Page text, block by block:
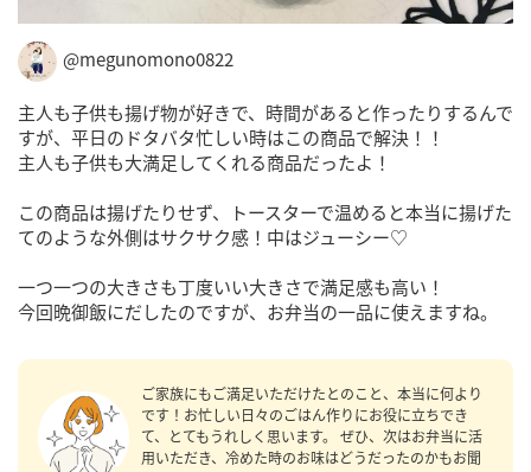
@megunomono0822
主人も子供も揚げ物が好きで、時間があると作ったりするんで
すが、平日のドタバタ忙しい時はこの商品で解決！！
主人も子供も大満足してくれる商品だったよ！
この商品は揚げたりせず、トースターで温めると本当に揚げた
てのような外側はサクサク感！中はジューシー♡
一つ一つの大きさも丁度いい大きさで満足感も高い！
今回晩御飯にだしたのですが、お弁当の一品に使えますね。
ご家族にもご満足いただけたとのこと、本当に何より
です！お忙しい日々のごはん作りにお役に立ちでき
て、とてもうれしく思います。 ぜひ、次はお弁当に活
用いただき、冷めた時のお味はどうだったのかもお聞